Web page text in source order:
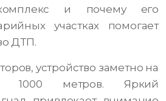
и почему его
участках помогает
ДТП.
устройство заметно на
1000 метров. Яркий